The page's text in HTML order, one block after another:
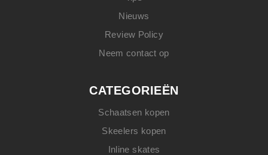
Nieuws
Review Policy
Neem contact op
CATEGORIEËN
Schaatsen kopen
Skeelers kopen
Inline skates